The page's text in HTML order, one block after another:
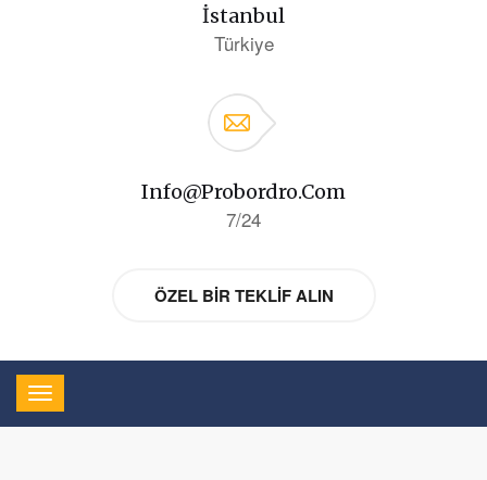
İstanbul
Türkiye
Info@probordro.com
7/24
ÖZEL BIR TEKLIF ALIN